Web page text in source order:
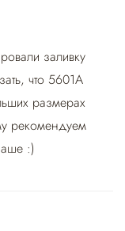
заливку
что 5601А
размерах
рекомендуем
:)